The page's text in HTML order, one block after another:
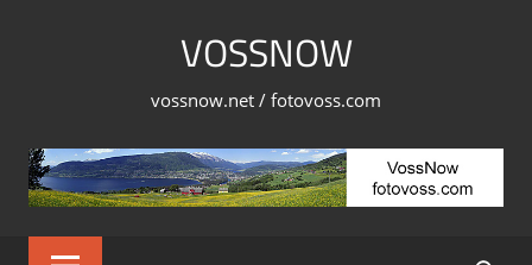
VOSSNOW
vossnow.net / fotovoss.com